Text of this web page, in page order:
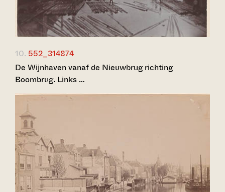
10. 552_314874
De Wijnhaven vanaf de Nieuwbrug richting
Boombrug. Links …